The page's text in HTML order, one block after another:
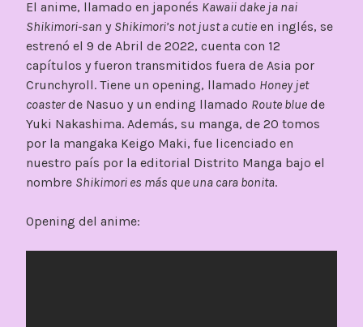
El anime, llamado en japonés Kawaii dake ja nai
Shikimori-san y Shikimori’s not just a cutie en inglés, se
estrenó el 9 de Abril de 2022, cuenta con 12
capítulos y fueron transmitidos fuera de Asia por
Crunchyroll. Tiene un opening, llamado Honey jet
coasterde Nasuo y un ending llamado Route blue de
Yuki Nakashima. Además, su manga, de 20 tomos
por la mangaka Keigo Maki, fue licenciado en
nuestro país por la editorial Distrito Manga bajo el
nombre Shikimori es más que una cara bonita.
Opening del anime: